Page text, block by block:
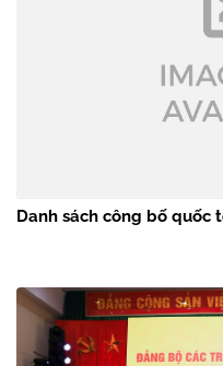
Danh sách công bố quốc